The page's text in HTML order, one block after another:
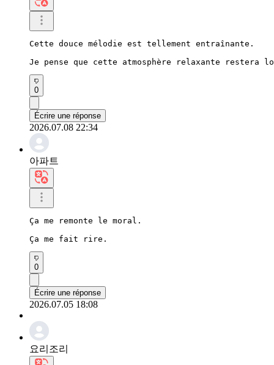
Cette douce mélodie est tellement entraînante.
Je pense que cette atmosphère relaxante restera
0
Écrire une réponse
2026.07.08 22:34
아파트
Ça me remonte le moral.
Ça me fait rire.
0
Écrire une réponse
2026.07.05 18:08
요리조리